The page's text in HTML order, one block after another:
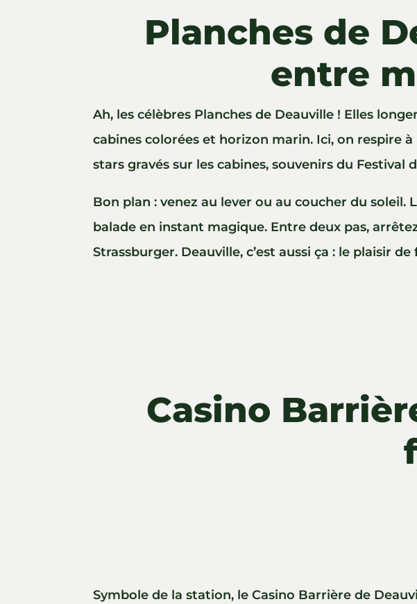
Planches de
entre
Ah, les célèbres Planches de Deauville ! Elles
cabines colorées et horizon marin. Ici, on respire
stars gravés sur les cabines, souvenirs du Festival
Bon plan : venez au lever ou au coucher du
balade en instant magique. Entre deux pas,
Strassburger. Deauville, c’est aussi ça : le plaisir
Casino
Symbole de la station, le Casino Barrière de